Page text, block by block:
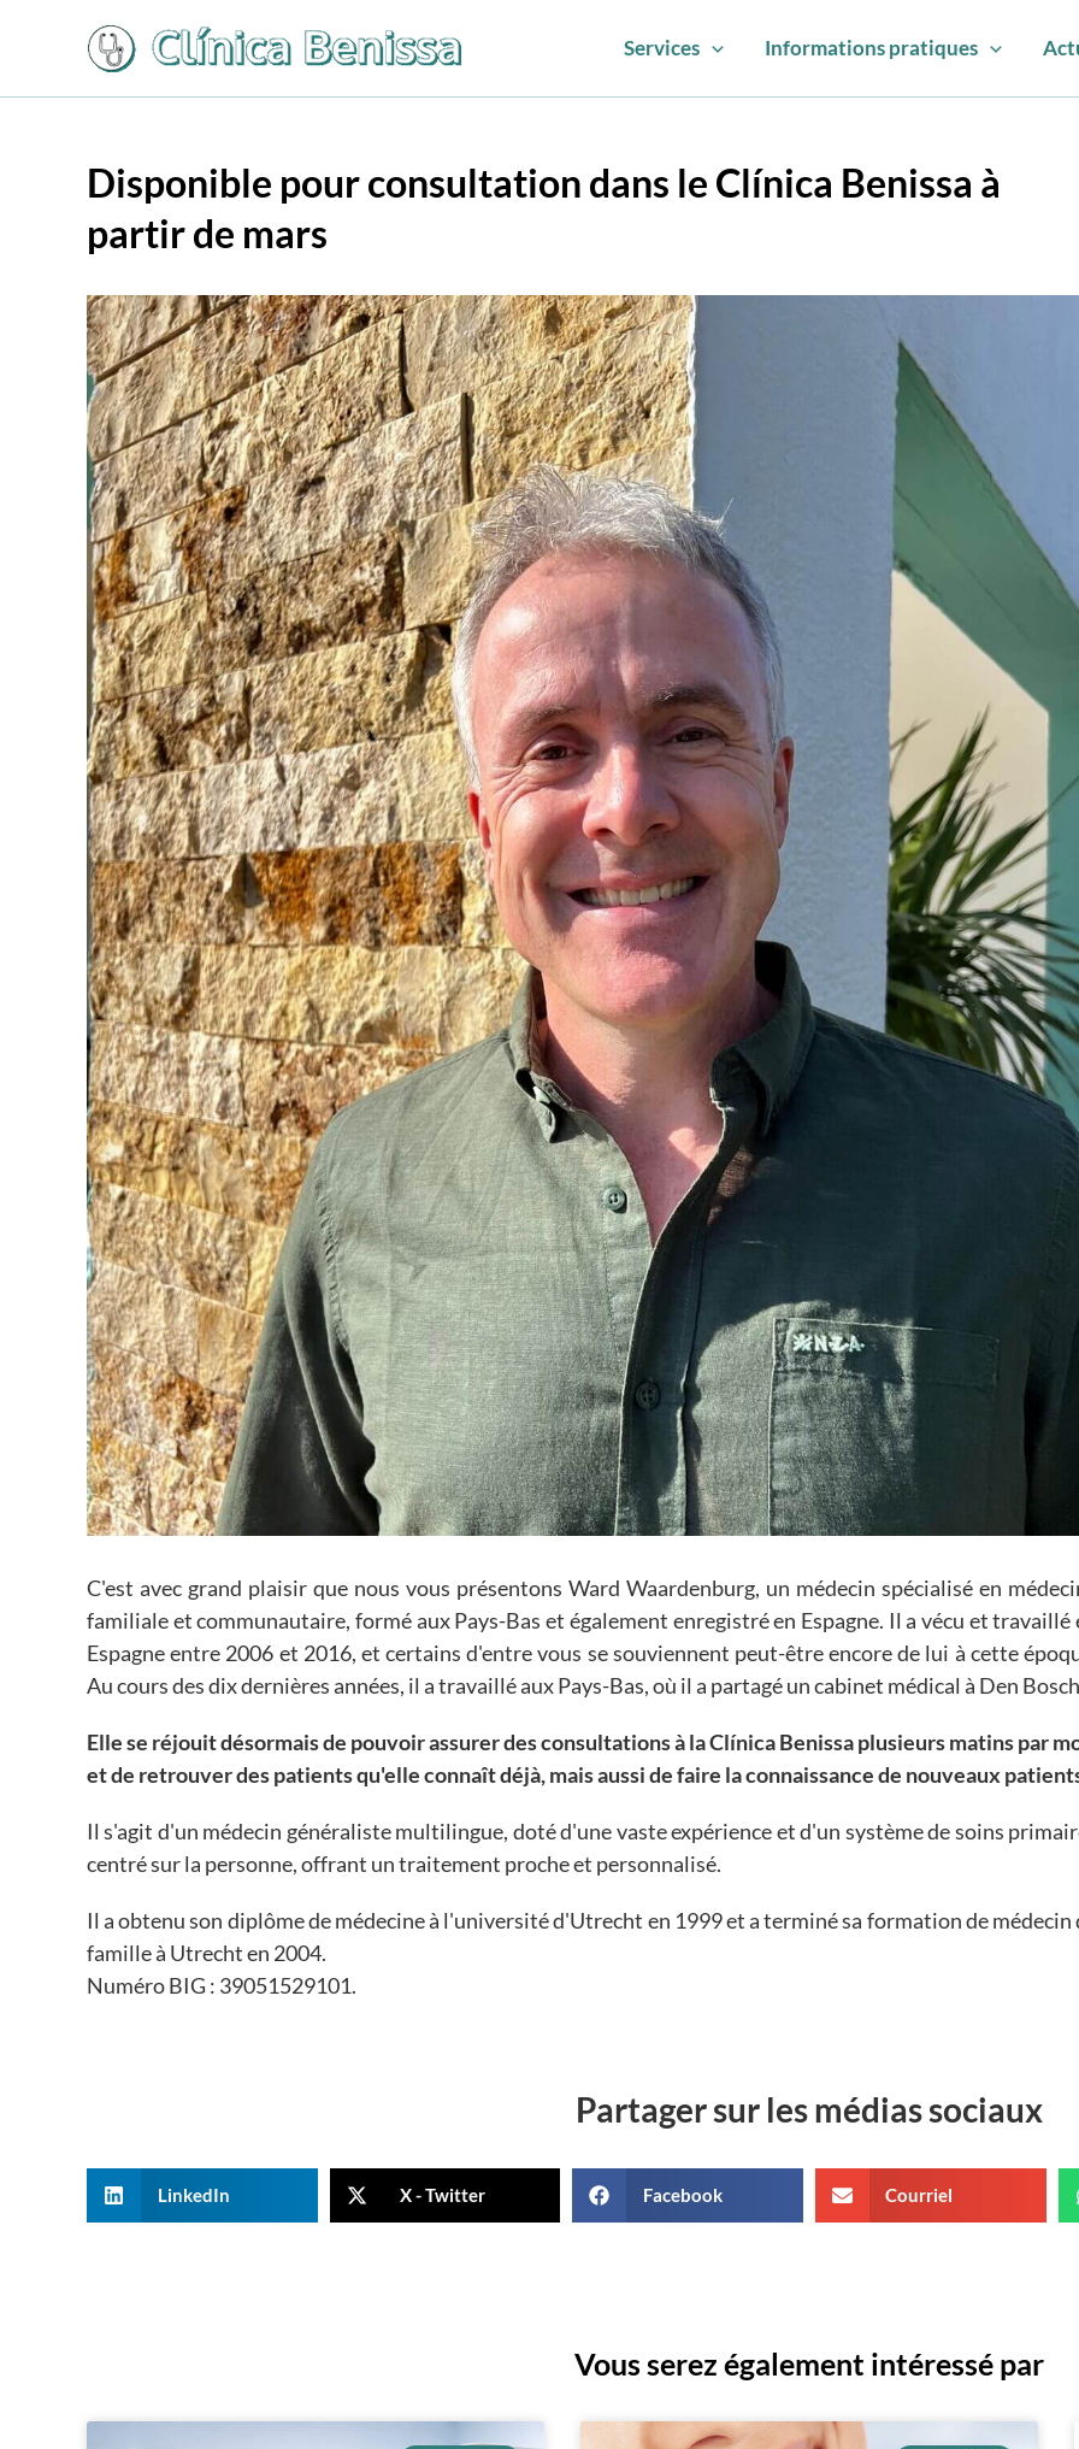
Services Informations pratiques
Disponible pour consultation dans le Clínica Benissa à
partir de mars
C'est avec grand plaisir que nous vous présentons Ward Waardenburg, un médecin spécialisé en
familiale et communautaire, formé aux Pays-Bas et également enregistré en Espagne. Il a vécu et travaillé
Espagne entre 2006 et 2016, et certains d'entre vous se souviennent peut-être encore de lui à cette
Au cours des dix dernières années, il a travaillé aux Pays-Bas, où il a partagé un cabinet médical à Den
Elle se réjouit désormais de pouvoir assurer des consultations à la Clínica Benissa plusieurs matins par
et de retrouver des patients qu'elle connaît déjà, mais aussi de faire la connaissance de nouveaux
Il s'agit d'un médecin généraliste multilingue, doté d'une vaste expérience et d'un système de soins
centré sur la personne, offrant un traitement proche et personnalisé.
Il a obtenu son diplôme de médecine à l'université d'Utrecht en 1999 et a terminé sa formation de médecin
famille à Utrecht en 2004.
Numéro BIG : 39051529101.
Partager sur les médias sociaux
LinkedIn X - Twitter Facebook Courriel
Vous serez également intéressé par